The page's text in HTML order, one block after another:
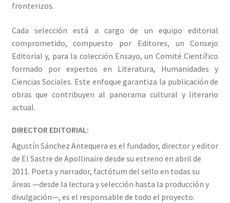
fronterizos.
Cada selección está a cargo de un equipo editorial
comprometido, compuesto por Editores, un Consejo
Editorial y, para la colección Ensayo, un Comité Científico
formado por expertos en Literatura, Humanidades y
Ciencias Sociales. Este enfoque garantiza la publicación de
obras que contribuyen al panorama cultural y literario
actual.
DIRECTOR EDITORIAL:
Agustín Sánchez Antequera es el fundador, director y editor
de El Sastre de Apollinaire desde su estreno en abril de
2011. Poeta y narrador, factótum del sello en todas su
áreas —desde la lectura y selección hasta la producción y
divulgación—, es el responsable de todo el proyecto.